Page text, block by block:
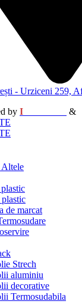
- Urziceni 259,
by I &
plastic
de marcat
Strech
aluminiu
decorative
Termosudabila